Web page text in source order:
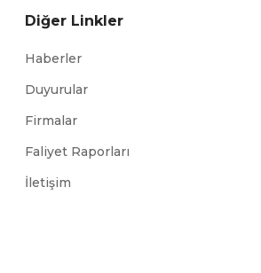
Diğer Linkler
Haberler
Duyurular
Firmalar
Faliyet Raporları
İletişim
TÜİK